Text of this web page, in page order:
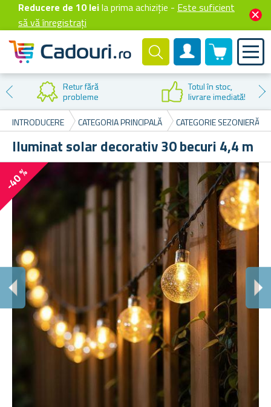
Reducere de 10 leila prima achiziție - Este suficient
să vă înregistrați
Cont client
0 produselor
Totul în stoc,
livrare imediată!
INTRODUCERE
CATEGORIA PRINCIPALĂ CATEGORIE SEZONIERĂ
Iluminat solar decorativ 30 becuri 4,4 m
-40 %